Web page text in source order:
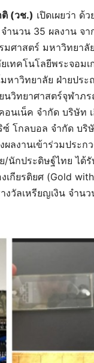
ติ (วช.) เปิดเผยว่า ด้
นวน 35 ผลงาน จา
ศาสตร์ มหาวิทยา
ทคโนโลยีพระจอม
าวิทยาลัย ฝ่ายประ
นวิทยาศาสตร์จุฬา
เน็ค จำกัด บริษัท
โกลบอล จำกัด บริ
ลงานเข้าร่วมประ
นักประดิษฐ์ไทย ได้
กียรติยศ (Gold
วัลเหรียญเงิน จำน